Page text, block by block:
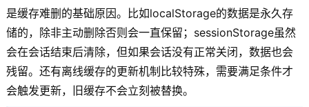
是缓存难删的基础原因。比如localStorage的数据是永久存
储的，除非主动删除否则会一直保留；sessionStorage虽然
会在会话结束后清除，但如果会话没有正常关闭，数据也会
残留。还有离线缓存的更新机制比较特殊，需要满足条件才
会触发更新，旧缓存不会立刻被替换。